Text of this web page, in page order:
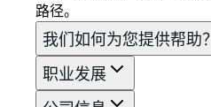
路径。
我们如何为您提供帮助？
职业发展